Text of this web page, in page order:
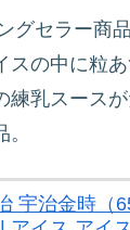
グセラー商品
スの中に粒
練乳スース
宇治金時（